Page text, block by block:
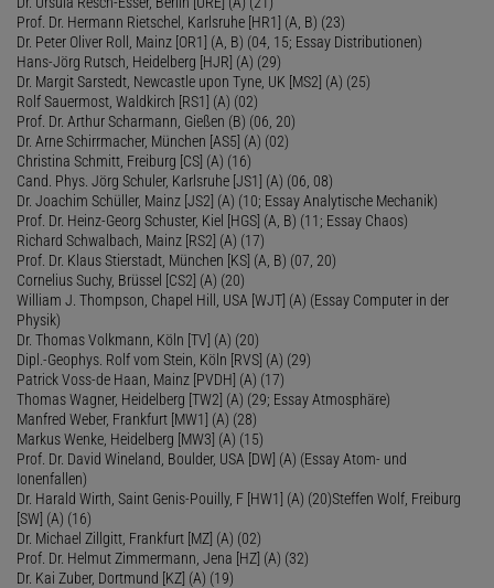
Prof. Dr. Hermann Rietschel, Karlsruhe [HR1] (A, B) (23)
Dr. Peter Oliver Roll, Mainz [OR1] (A, B) (04, 15; Essay Distributionen)
Hans-Jörg Rutsch, Heidelberg [HJR] (A) (29)
Dr. Margit Sarstedt, Newcastle upon Tyne, UK [MS2] (A) (25)
Rolf Sauermost, Waldkirch [RS1] (A) (02)
Prof. Dr. Arthur Scharmann, Gießen (B) (06, 20)
Dr. Arne Schirrmacher, München [AS5] (A) (02)
Christina Schmitt, Freiburg [CS] (A) (16)
Cand. Phys. Jörg Schuler, Karlsruhe [JS1] (A) (06, 08)
Dr. Joachim Schüller, Mainz [JS2] (A) (10; Essay Analytische Mechanik)
Prof. Dr. Heinz-Georg Schuster, Kiel [HGS] (A, B) (11; Essay Chaos)
Richard Schwalbach, Mainz [RS2] (A) (17)
Prof. Dr. Klaus Stierstadt, München [KS] (A, B) (07, 20)
Cornelius Suchy, Brüssel [CS2] (A) (20)
William J. Thompson, Chapel Hill, USA [WJT] (A) (Essay Computer in der
Physik)
Dr. Thomas Volkmann, Köln [TV] (A) (20)
Dipl.-Geophys. Rolf vom Stein, Köln [RVS] (A) (29)
Patrick Voss-de Haan, Mainz [PVDH] (A) (17)
Thomas Wagner, Heidelberg [TW2] (A) (29; Essay Atmosphäre)
Manfred Weber, Frankfurt [MW1] (A) (28)
Markus Wenke, Heidelberg [MW3] (A) (15)
Prof. Dr. David Wineland, Boulder, USA [DW] (A) (Essay Atom- und
Ionenfallen)
Dr. Harald Wirth, Saint Genis-Pouilly, F [HW1] (A) (20)Steffen Wolf, Freiburg
[SW] (A) (16)
Dr. Michael Zillgitt, Frankfurt [MZ] (A) (02)
Prof. Dr. Helmut Zimmermann, Jena [HZ] (A) (32)
Dr. Kai Zuber, Dortmund [KZ] (A) (19)